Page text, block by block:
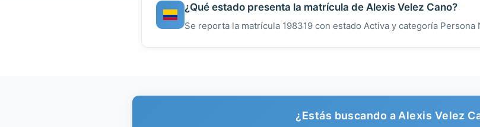
¿Qué estado presenta la matrícula de Alexis Velez Cano?
Se reporta la matrícula 198319 con estado Activa y categoría Persona
¿Estás buscando a Alexis Velez